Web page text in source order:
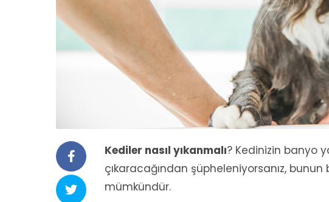
Kediler nasıl yıkanmalı? Kedinizin banyo
çıkaracağından şüpheleniyorsanız,
mümkündür.